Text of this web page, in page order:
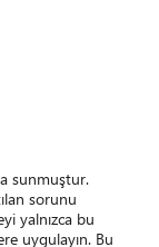
sunmuştur.
sorunu
yalnızca bu
uygulayın. Bu